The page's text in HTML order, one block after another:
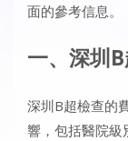
面的參考信息。
一、深圳
深圳B超檢查的
響，包括醫院級